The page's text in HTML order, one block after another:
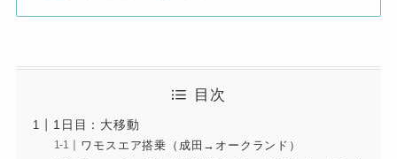
目次
1日目：大移動
ワモスエア搭乗（成田→オークランド）